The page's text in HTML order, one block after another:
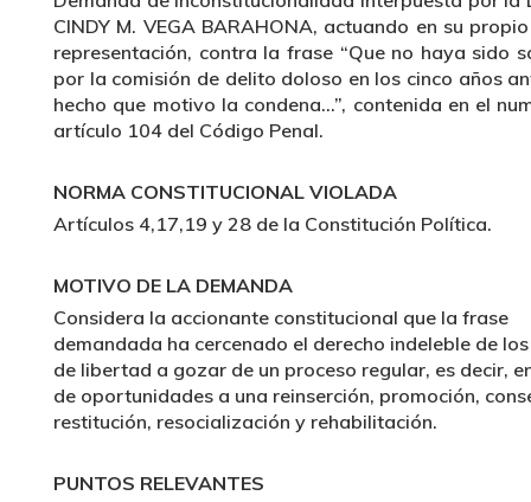
CINDY M. VEGA BARAHONA, actuando en su
representación, contra la frase “Que no haya sido
por la comisión de delito doloso en los cinco años
hecho que motivo la condena…”, contenida en el
artículo 104 del Código Penal.
NORMA CONSTITUCIONAL VIOLADA
Artículos 4,17,19 y 28 de la Constitución Política.
MOTIVO DE LA DEMANDA
Considera la accionante constitucional que la frase
demandada ha cercenado el derecho indeleble de
de libertad a gozar de un proceso regular, es decir,
de oportunidades a una reinserción, promoción,
restitución, resocialización y rehabilitación.
PUNTOS RELEVANTES